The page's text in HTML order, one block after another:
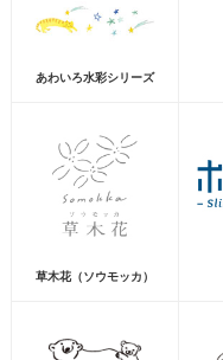
あわいろ水彩シリーズ
草木花（ソウモッカ）